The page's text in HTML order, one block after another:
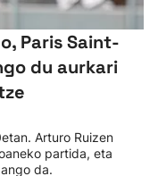
Paris Saint-
du aurkari
Arturo Ruizen
partida, eta
da.